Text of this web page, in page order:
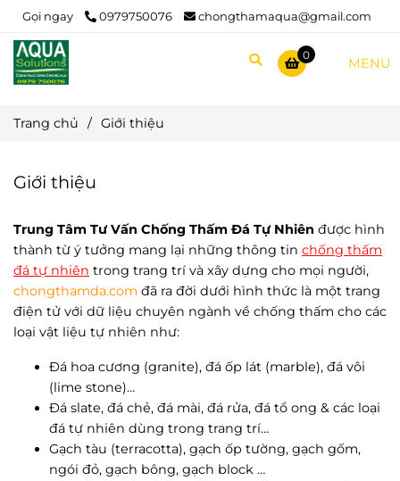
Gọi ngay 0979750076 chongthamaqua@gmail.com
0
MENU
Trang chủ / Giới thiệu
Giới thiệu
Trung Tâm Tư Vấn Chống Thấm Đá Tự Nhiên được hình
thành từ ý tưởng mang lại những thông tin chống thấm
đá tự nhiên trong trang trí và xây dựng cho mọi người,
chongthamda.com đã ra đời dưới hình thức là một trang
điện tử với dữ liệu chuyên ngành về chống thấm cho các
loại vật liệu tự nhiên như:
Đá hoa cương (granite), đá ốp lát (marble), đá vôi
(lime stone)…
Đá slate, đá chẻ, đá mài, đá rửa, đá tổ ong & các loại
đá tự nhiên dùng trong trang trí…
Gạch tàu (terracotta), gạch ốp tường, gạch gốm,
ngói đỏ, gạch bông, gạch block …